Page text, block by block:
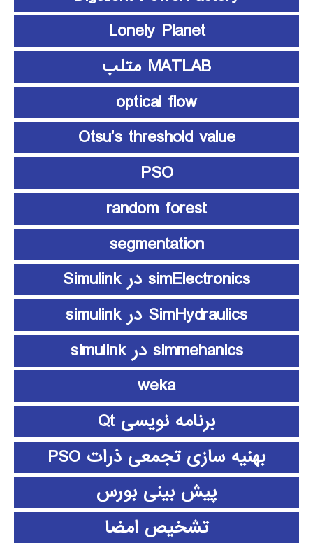
Lonely Planet
MATLAB متلب
optical flow
Otsu’s threshold value
PSO
random forest
segmentation
simElectronics در Simulink
SimHydraulics در simulink
simmehanics در simulink
weka
برنامه نویسی Qt
بهنیه سازی تجمعی ذرات PSO
پیش بینی بورس
تشخیص امضا